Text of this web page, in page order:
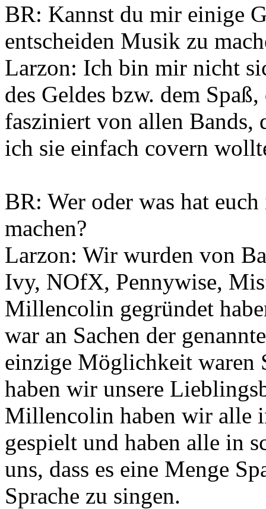
BR: Kannst du mir einige
entscheiden Musik zu
Larzon: Ich bin mir nicht
des Geldes bzw. dem
fasziniert von allen Bands,
ich sie einfach covern
BR: Wer oder was hat
machen?
Larzon: Wir wurden von
Ivy, NOfX, Pennywise,
Millencolin gegründet
war an Sachen der
einzige Möglichkeit waren
haben wir unsere
Millencolin haben wir alle
gespielt und haben alle in
uns, dass es eine Menge
Sprache zu singen.